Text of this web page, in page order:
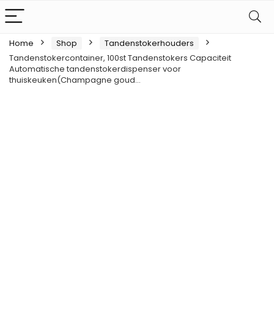
Home Shop
Tandenstokerhouders
Tandenstokercontainer, 100st Tandenstokers Capaciteit
Automatische tandenstokerdispenser voor
thuiskeuken(Champagne goud…